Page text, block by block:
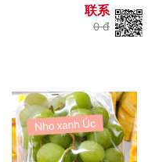
联系
0 đ